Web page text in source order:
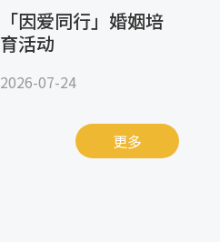
「因爱同行」婚姻培
育活动
2026-07-24
更多